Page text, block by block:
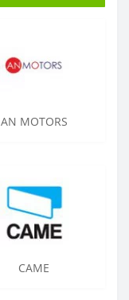
AN MOTORS
CAME